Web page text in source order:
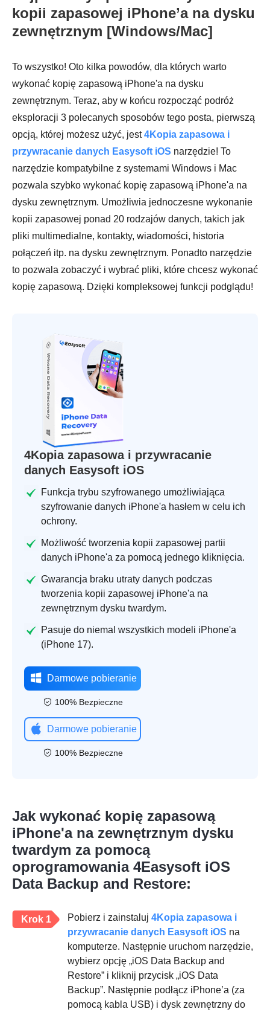
kopii zapasowej iPhone’a na dysku
zewnętrznym [Windows/Mac]
To wszystko! Oto kilka powodów, dla których warto
wykonać kopię zapasową iPhone'a na dysku
zewnętrznym. Teraz, aby w końcu rozpocząć podróż
eksploracji 3 polecanych sposobów tego posta, pierwszą
opcją, której możesz użyć, jest4Kopia zapasowa i
przywracanie danych Easysoft iOS narzędzie! To
narzędzie kompatybilne z systemami Windows i Mac
pozwala szybko wykonać kopię zapasową iPhone'a na
dysku zewnętrznym. Umożliwia jednoczesne wykonanie
kopii zapasowej ponad 20 rodzajów danych, takich jak
pliki multimedialne, kontakty, wiadomości, historia
połączeń itp. na dysku zewnętrznym. Ponadto narzędzie
to pozwala zobaczyć i wybrać pliki, które chcesz wykonać
kopię zapasową. Dzięki kompleksowej funkcji podglądu!
4Kopia zapasowa i przywracanie
danych Easysoft iOS
Funkcja trybu szyfrowanego umożliwiająca
szyfrowanie danych iPhone'a hasłem w celu ich
ochrony.
Możliwość tworzenia kopii zapasowej partii
danych iPhone'a za pomocą jednego kliknięcia.
Gwarancja braku utraty danych podczas
tworzenia kopii zapasowej iPhone'a na
zewnętrznym dysku twardym.
Pasuje do niemal wszystkich modeli iPhone'a
(iPhone 17).
Darmowe pobieranie
100% Bezpieczne
Darmowe pobieranie
100% Bezpieczne
Jak wykonać kopię zapasową
iPhone'a na zewnętrznym dysku
twardym za pomocą
oprogramowania 4Easysoft iOS
Data Backup and Restore:
Krok 1 Pobierz i zainstaluj 4Kopia zapasowa i
przywracanie danych Easysoft iOS na
komputerze. Następnie uruchom narzędzie,
wybierz opcję „iOS Data Backup and
Restore” i kliknij przycisk „iOS Data
Backup”. Następnie podłącz iPhone’a (za
pomocą kabla USB) i dysk zewnętrzny do